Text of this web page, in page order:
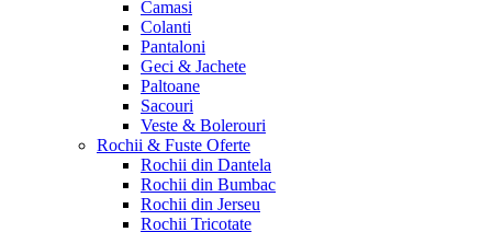
Camasi
Colanti
Pantaloni
Geci & Jachete
Paltoane
Sacouri
Veste & Bolerouri
Rochii & Fuste Oferte
Rochii din Dantela
Rochii din Bumbac
Rochii din Jerseu
Rochii Tricotate